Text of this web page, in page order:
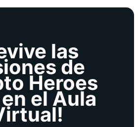
las
de
Heroes
el Aula